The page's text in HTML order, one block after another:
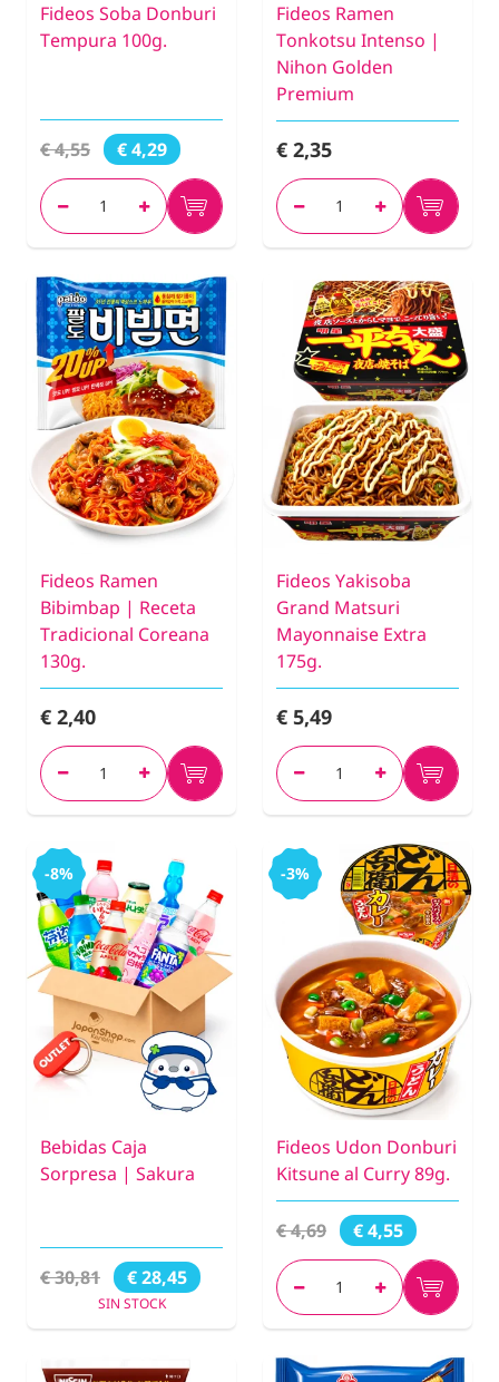
Fideos Soba Donburi
Tempura 100g.
€ 4,55 € 4,29
Fideos Ramen
Tonkotsu Intenso |
Nihon Golden
Premium
€ 2,35
Fideos Ramen
Bibimbap | Receta
Tradicional Coreana
130g.
€ 2,40
Fideos Yakisoba
Grand Matsuri
Mayonnaise Extra
175g.
€ 5,49
-8%
Bebidas Caja
Sorpresa | Sakura
€ 30,81 € 28,45
SIN STOCK
-3%
Fideos Udon Donburi
Kitsune al Curry 89g.
€ 4,69 € 4,55